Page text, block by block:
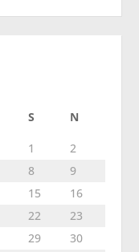
S N
1
2
8
9
15
16
22
23
29
30